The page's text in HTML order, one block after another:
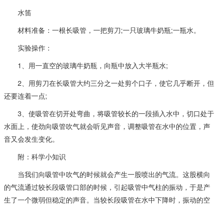
水笛
材料准备：一根长吸管，一把剪刀;一只玻璃牛奶瓶;一瓶水。
实验操作：
1、用一直空的玻璃牛奶瓶，向瓶中放入大半瓶水;
2、用剪刀在长吸管大约三分之一处剪个口子，使它几乎断开，但
还要连着一点;
3、使吸管在切开处弯曲，将吸管较长的一段插入水中，切口处于
水面上，使劲向吸管吹气就会听见声音，调整吸管在水中的位置，声
音又会发生变化。
附：科学小知识
当我们向吸管中吹气的时候就会产生一股喷出的气流。这股横向
的气流通过较长段吸管口部的时候，引起吸管中气柱的振动，于是产
生了一个微弱但稳定的声音。当较长段吸管在水中下降时，振动的空